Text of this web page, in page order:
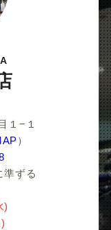
１−１
）
準ずる
)